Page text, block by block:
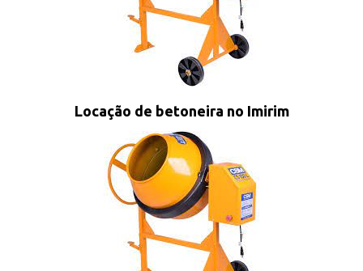
Locação de betoneira no Imirim